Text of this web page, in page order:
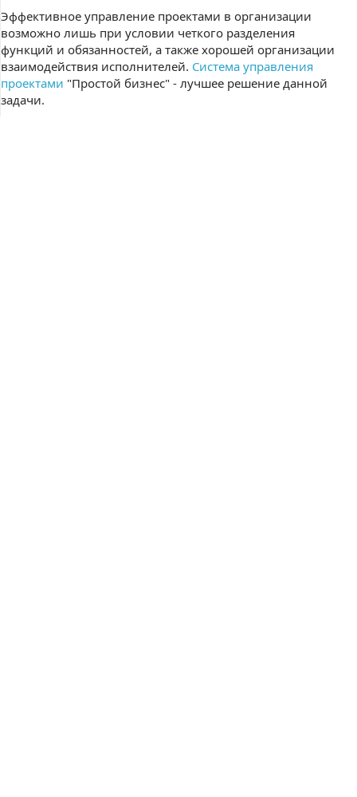
Эффективное управление проектами в организации
возможно лишь при условии четкого разделения
функций и обязанностей, а также хорошей организации
взаимодействия исполнителей. Система управления
проектами "Простой бизнес" - лучшее решение данной
задачи.